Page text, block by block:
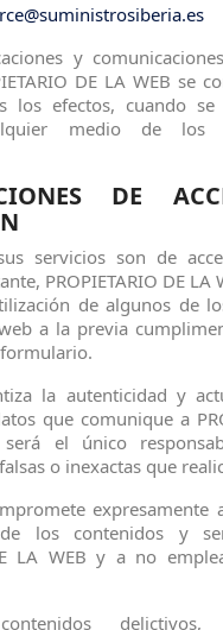
y
DE LA WEB se
los efectos, cuando
medio de los
DE
servicios son de
PROPIETARIO DE LA
de algunos de
a la previa
la autenticidad y
que comunique a
el único
o inexactas que
expresamente
los contenidos y
LA WEB y a no
delictivos,